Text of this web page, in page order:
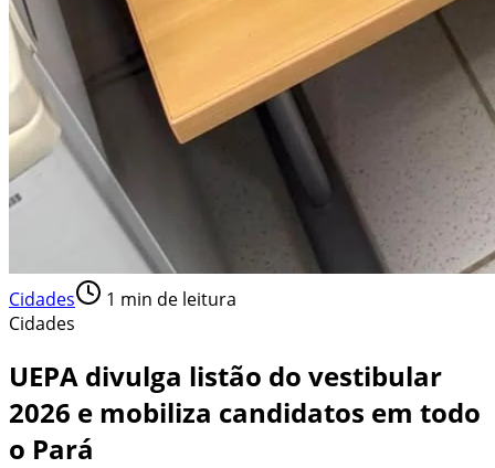
Cidades 1 min de leitura
Cidades
UEPA divulga listão do vestibular
2026 e mobiliza candidatos em todo
o Pará